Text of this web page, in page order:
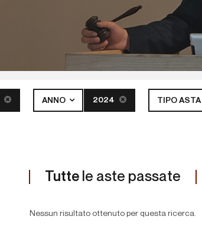
ANNO 2024 TIPO ASTA
Tutte le aste passate
Nessun risultato ottenuto per questa ricerca.